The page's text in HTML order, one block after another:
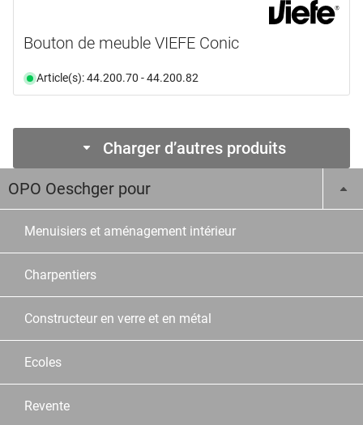
Bouton de meuble VIEFE Conic
Article(s): 44.200.70 - 44.200.82
Charger d’autres produits
OPO Oeschger pour
Menuisiers et aménagement intérieur
Charpentiers
Constructeur en verre et en métal
Ecoles
Revente